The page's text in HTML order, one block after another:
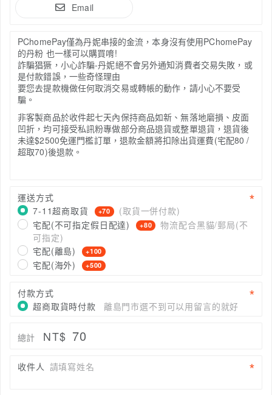
Email
PChomePay僅為丹妮串接的金流，本身沒有使用PChomePay
的丹粉 也一樣可以購買唷!
詐騙猖獗，小心詐騙-丹妮絕不會另外通知消費者交易失敗，或
是付款錯誤，一些奇怪理由
要您去提款機做任何取消交易或轉帳的動作，請小心不要受
騙。
非客製商品於收件起七天內保持商品如新、無落地磨損、皮面
凹折，均可接受私訊粉專做部分商品退貨或整單退貨，退貨後
未達$2500免運門檻訂單，退款金額將扣除出貨運費(宅配80 /
超取70)後退款。
運送方式
7-11超商取貨
+70
(取貨一併付款)
宅配(不可指定假日配達)
+80
物流配合黑貓/郵局(不
可指定)
宅配(離島)
+100
宅配(海外) +500
付款方式
超商取貨時付款
離島門市選不到可以用留言的就好
總計 NT$ 70
收件人 請填寫姓名